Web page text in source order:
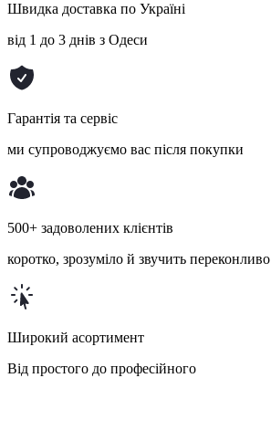
Швидка доставка по Україні
від 1 до 3 днів з Одеси
Гарантія та сервіс
ми супроводжуємо вас після покупки
500+ задоволених клієнтів
коротко, зрозуміло й звучить переконливо
Широкий асортимент
Від простого до професійного